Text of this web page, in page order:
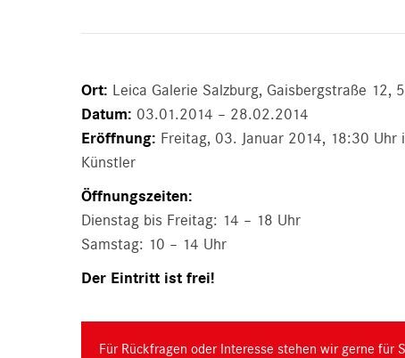
Ort: Leica Galerie Salzburg, Gaisbergstraße 12,
Datum: 03.01.2014 – 28.02.2014
Eröffnung: Freitag, 03. Januar 2014, 18:30 Uhr
Künstler
Öffnungszeiten:
Dienstag bis Freitag: 14 – 18 Uhr
Samstag: 10 – 14 Uhr
Der Eintritt ist frei!
Für Rückfragen oder Interesse stehen wir gerne für